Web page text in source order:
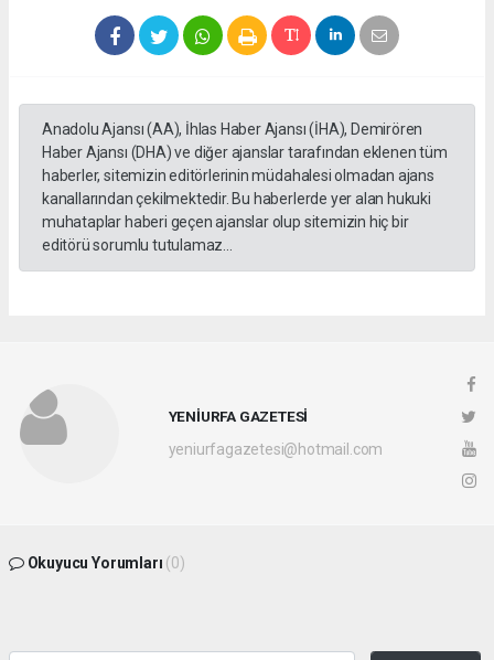
Anadolu Ajansı (AA), İhlas Haber Ajansı (İHA), Demirören
Haber Ajansı (DHA) ve diğer ajanslar tarafından eklenen tüm
haberler, sitemizin editörlerinin müdahalesi olmadan ajans
kanallarından çekilmektedir. Bu haberlerde yer alan hukuki
muhataplar haberi geçen ajanslar olup sitemizin hiç bir
editörü sorumlu tutulamaz...
YENİURFA GAZETESİ
yeniurfagazetesi@hotmail.com
Okuyucu Yorumları (0)